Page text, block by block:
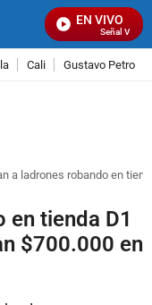
EN VIVO
Señal Visual
Cali Gustavo Petro
a ladrones robando en
en tienda D1
$700.000 en